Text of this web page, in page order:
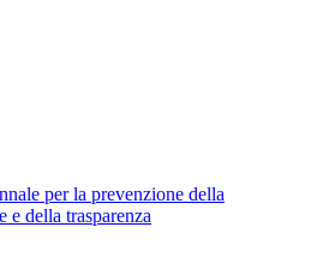
per la prevenzione della
e della trasparenza